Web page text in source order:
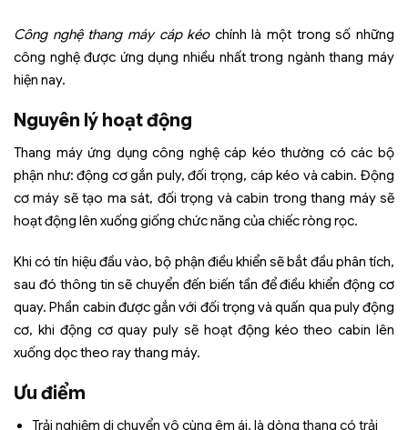
Công nghệ thang máy cáp kéochính là một trong số những
công nghệ được ứng dụng nhiều nhất trong ngành thang máy
hiện nay.
Nguyên lý hoạt động
Thang máy ứng dụng công nghệ cáp kéo thường có các bộ
phận như: động cơ gắn puly, đối trọng, cáp kéo và cabin. Động
cơ máy sẽ tạo ma sát, đối trọng và cabin trong thang máy sẽ
hoạt động lên xuống giống chức năng của chiếc ròng rọc.
Khi có tín hiệu đầu vào, bộ phận điều khiển sẽ bắt đầu phân tích,
sau đó thông tin sẽ chuyển đến biến tần để điều khiển động cơ
quay. Phần cabin được gắn với đối trọng và quấn qua puly động
cơ, khi động cơ quay puly sẽ hoạt động kéo theo cabin lên
xuống dọc theo ray thang máy.
Ưu điểm
Trải nghiệm di chuyển vô cùng êm ái, là dòng thang có trải